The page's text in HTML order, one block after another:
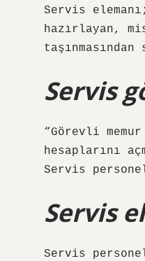
Servis
hazırlayan,
Servis
“Görevli
hesaplarını
Servis
Servis
Servis